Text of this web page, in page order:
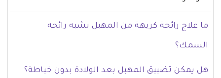
ما علاج رائحة كريهة من المهبل تشبه رائحة
السمك؟
هل يمكن تضييق المهبل بعد الولادة بدون خياطة؟